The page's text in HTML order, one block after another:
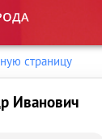
страницу
Иванович